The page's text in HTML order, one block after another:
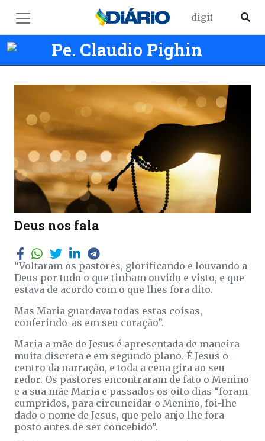
Pe. Claudio Pighin
Deus nos fala
“Voltaram os pastores, glorificando e louvando a
Deus por tudo o que tinham ouvido e visto, e que
estava de acordo com o que lhes fora dito.
Mas Maria guardava todas estas coisas,
conferindo-as em seu coração”.
Maria a mãe de Jesus é apresentada de maneira
muita discreta e em segundo plano. É Jesus o
centro da narração, e toda a cena gira ao seu
redor. Os pastores encontraram de fato o Menino
e a sua mãe Maria e passados os oito dias “foram
cumpridos, para circuncidar o Menino, foi-lhe
dado o nome de Jesus, que pelo anjo lhe fora
posto antes de ser concebido”.